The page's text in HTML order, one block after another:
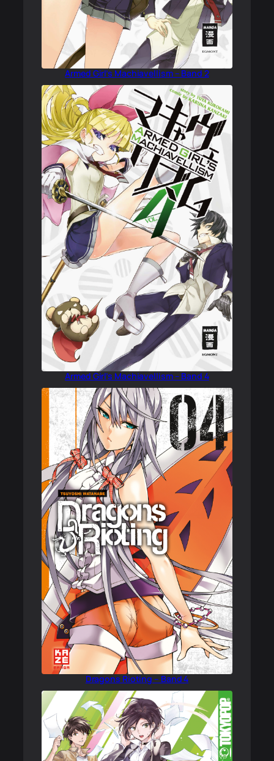
Armed Girl’s Machiavellism – Band 2
Armed Girl’s Machiavellism – Band 4
Dragons Rioting – Band 4